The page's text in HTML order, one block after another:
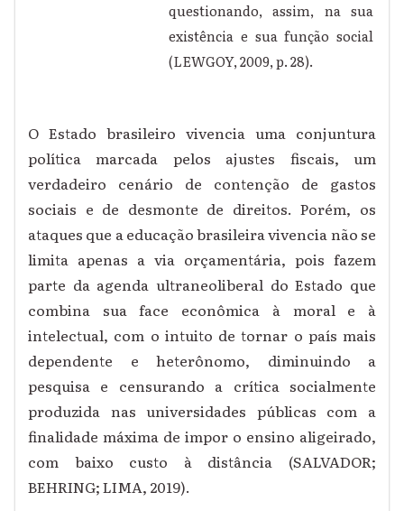
questionando, assim, na sua
existência e sua função social
(LEWGOY, 2009, p. 28).
O Estado brasileiro vivencia uma conjuntura
política marcada pelos ajustes fiscais, um
verdadeiro cenário de contenção de gastos
sociais e de desmonte de direitos. Porém, os
ataques que a educação brasileira vivencia não se
limita apenas a via orçamentária, pois fazem
parte da agenda ultraneoliberal do Estado que
combina sua face econômica à moral e à
intelectual, com o intuito de tornar o país mais
dependente e heterônomo, diminuindo a
pesquisa e censurando a crítica socialmente
produzida nas universidades públicas com a
finalidade máxima de impor o ensino aligeirado,
com baixo custo à distância (SALVADOR;
BEHRING; LIMA, 2019).